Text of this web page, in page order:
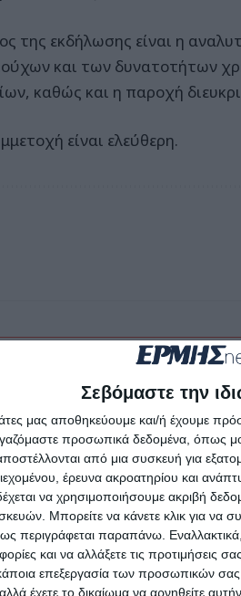
Σεβόμαστε την
μας αποθηκεύουμε και/ή έχουμε
προσωπικά δεδομένα, όπως
από μια συσκευή για
έρευνα ακροατηρίου και
να χρησιμοποιήσουμε ακριβή
Μπορείτε να κάνετε κλικ για να
περιγράφεται παραπάνω.
και να αλλάξετε τις προτιμήσεις
επεξεργασία των προσωπικών σας
έχετε το δικαίωμα να αρνηθείτε
της εκδήλωσης είναι η
και των δυνατοτήτων
καθώς και η παροχή
είναι ελεύθερη.